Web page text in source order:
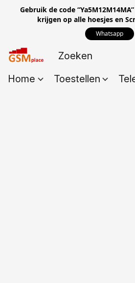
Gebruik de code
krijgen op alle hoesjes en
Whatsapp
Home Toestellen